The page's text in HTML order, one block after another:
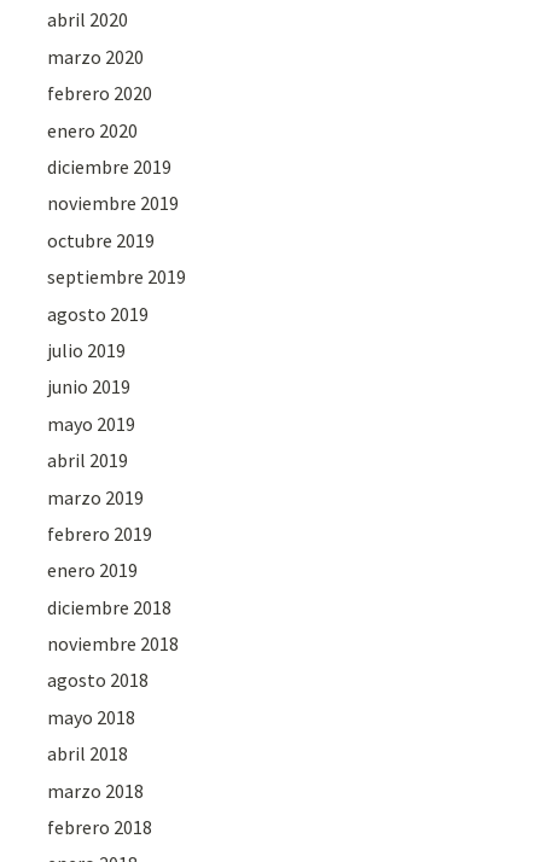
abril 2020
marzo 2020
febrero 2020
enero 2020
diciembre 2019
noviembre 2019
octubre 2019
septiembre 2019
agosto 2019
julio 2019
junio 2019
mayo 2019
abril 2019
marzo 2019
febrero 2019
enero 2019
diciembre 2018
noviembre 2018
agosto 2018
mayo 2018
abril 2018
marzo 2018
febrero 2018